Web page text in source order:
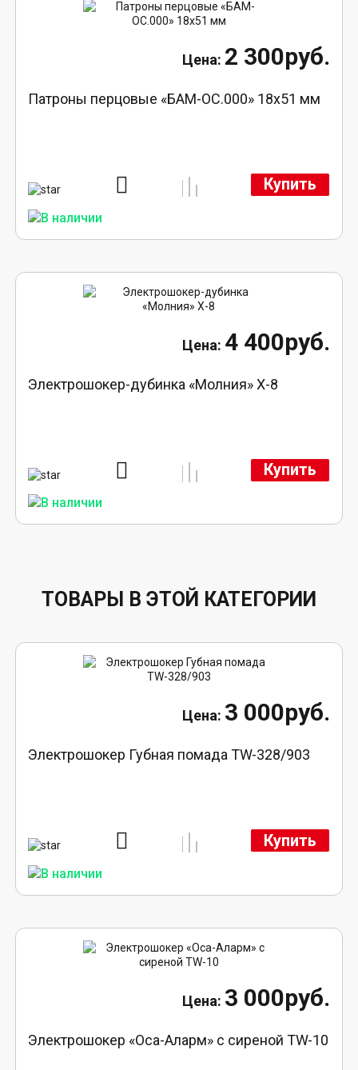
2 300руб.
Патроны перцовые «БАМ-ОС.000» 18х51 мм
Купить
4 400руб.
Электрошокер-дубинка «Молния» Х-8
Купить
ТОВАРЫ В ЭТОЙ КАТЕГОРИИ
3 000руб.
Электрошокер Губная помада TW-328/903
Купить
3 000руб.
Электрошокер «Оса-Аларм» с сиреной TW-10